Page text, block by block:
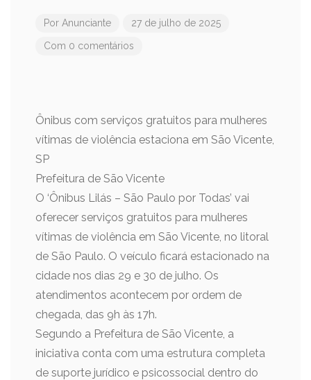
Por Anunciante 27 de julho de 2025
Com 0 comentários
Ônibus com serviços gratuitos para mulheres
vítimas de violência estaciona em São Vicente,
SP
Prefeitura de São Vicente
O ‘Ônibus Lilás – São Paulo por Todas’ vai
oferecer serviços gratuitos para mulheres
vítimas de violência em São Vicente, no litoral
de São Paulo. O veículo ficará estacionado na
cidade nos dias 29 e 30 de julho. Os
atendimentos acontecem por ordem de
chegada, das 9h às 17h.
Segundo a Prefeitura de São Vicente, a
iniciativa conta com uma estrutura completa
de suporte jurídico e psicossocial dentro do